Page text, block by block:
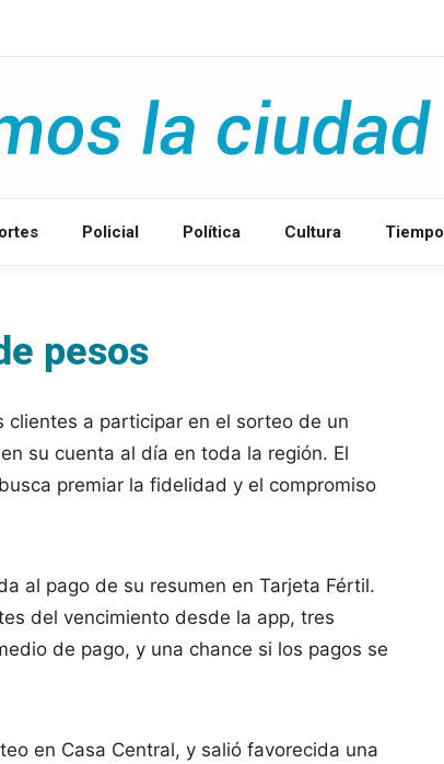
Policial Política Cultura Tiempo
pesos
clientes a participar en el sorteo de un
su cuenta al día en toda la región. El
premiar la fidelidad y el compromiso
al pago de su resumen en Tarjeta Fértil.
del vencimiento desde la app, tres
de pago, y una chance si los pagos se
en Casa Central, y salió favorecida una